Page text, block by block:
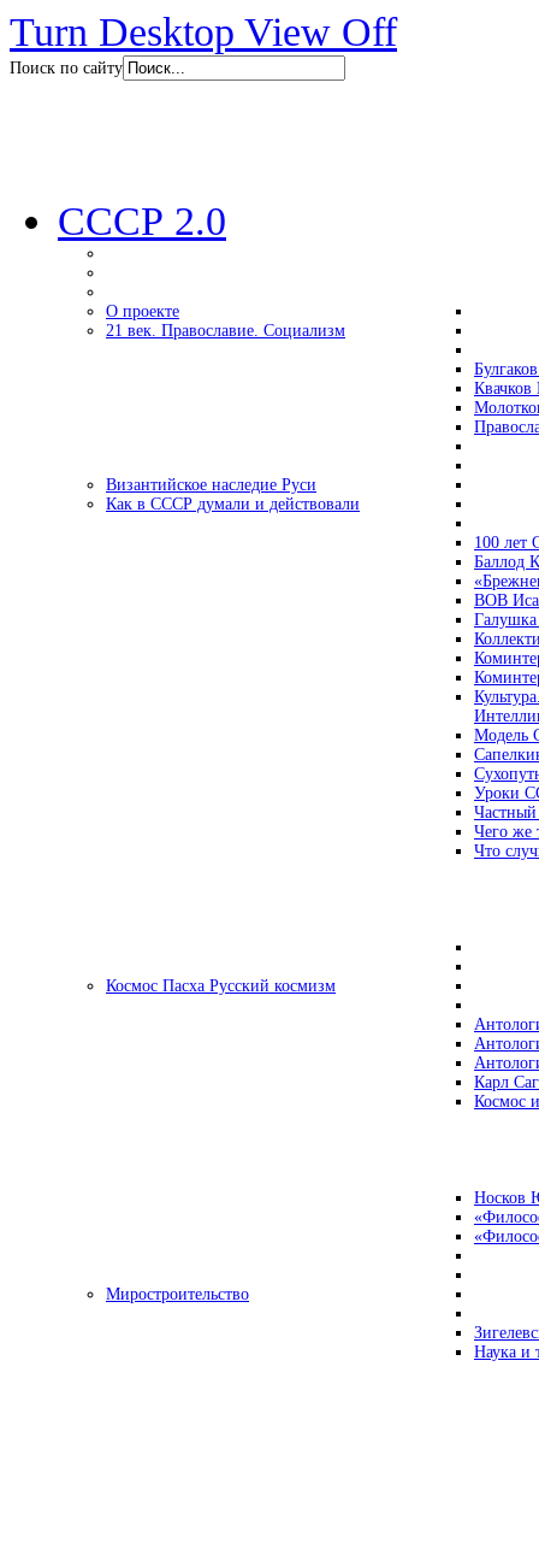
Turn Desktop View Off
Поиск по сайту
СССР 2.0
О проекте
21 век. Православие. Социализм
Византийское наследие Руси
Как в СССР думали и действовали
100 лет
Баллод
ВОВ
Модель
Уроки
Чего же
Что
Космос Пасха Русский космизм
Карл
Космос
Носков
Миростроительство
Наука и